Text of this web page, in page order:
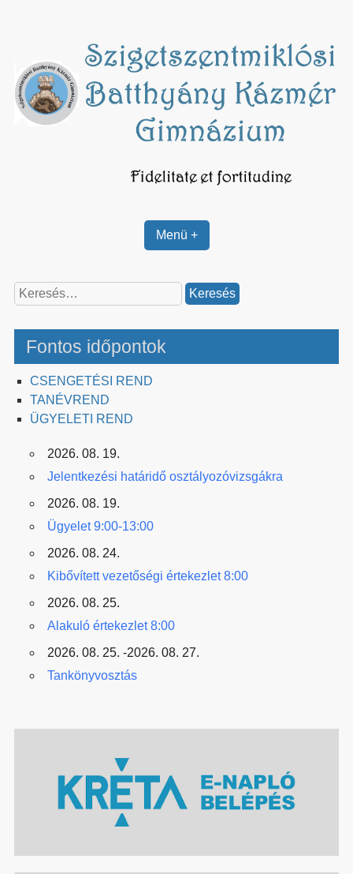
Menü +
Keresés:
Fontos időpontok
CSENGETÉSI REND
TANÉVREND
ÜGYELETI REND
2026. 08. 19.
Jelentkezési határidő osztályozóvizsgákra
2026. 08. 19.
Ügyelet 9:00-13:00
2026. 08. 24.
Kibővített vezetőségi értekezlet 8:00
2026. 08. 25.
Alakuló értekezlet 8:00
2026. 08. 25. -2026. 08. 27.
Tankönyvosztás